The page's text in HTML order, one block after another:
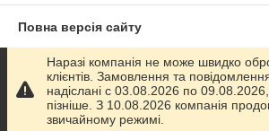
Повна версія сайту
Сайт створено на маркетплейсі
Політика конфіденційності
Наразі компанія не може швидко
клієнтів. Замовлення та
надіслані с 03.08.2026 по
пізніше. З 10.08.2026 компанія
звичайному режимі.